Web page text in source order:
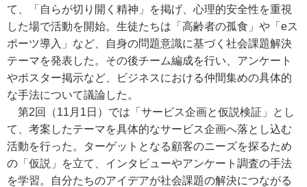
て、「自らが切り開く精神」を掲げ、心理的安全性を重視
した場で活動を開始。生徒たちは「高齢者の孤食」や「eス
ポーツ導入」など、自身の問題意識に基づく社会課題解決
テーマを発表した。その後チーム編成を行い、アンケート
やポスター掲示など、ビジネスにおける仲間集めの具体的
な手法について議論した。
第2回（11月1日）では「サービス企画と仮説検証」とし
て、考案したテーマを具体的なサービス企画へ落とし込む
活動を行った。ターゲットとなる顧客のニーズを探るため
の「仮説」を立て、インタビューやアンケート調査の手法
を学習。自分たちのアイデアが社会課題の解決につながる